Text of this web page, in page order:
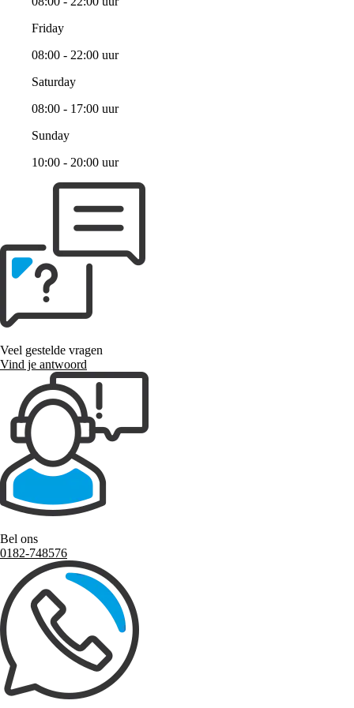
Friday
08:00 - 22:00 uur
Saturday
08:00 - 17:00 uur
Sunday
10:00 - 20:00 uur
Veel gestelde vragen
Vind je antwoord
Bel ons
0182-748576